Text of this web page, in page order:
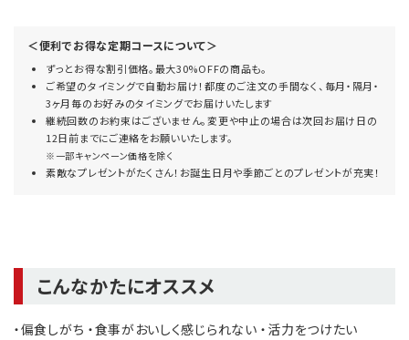
＜便利でお得な定期コースについて＞
ずっとお得な割引価格。最大30%OFFの商品も。
ご希望のタイミングで自動お届け！都度のご注文の手間なく、毎月・隔月・
3ヶ月毎のお好みのタイミングでお届けいたします
継続回数のお約束はございません。変更や中止の場合は次回お届け日の
12日前までにご連絡をお願いいたします。
※一部キャンペーン価格を除く
素敵なプレゼントがたくさん！お誕生日月や季節ごとのプレゼントが充実！
こんなかたにオススメ
・偏食しがち ・食事がおいしく感じられない ・活力をつけたい